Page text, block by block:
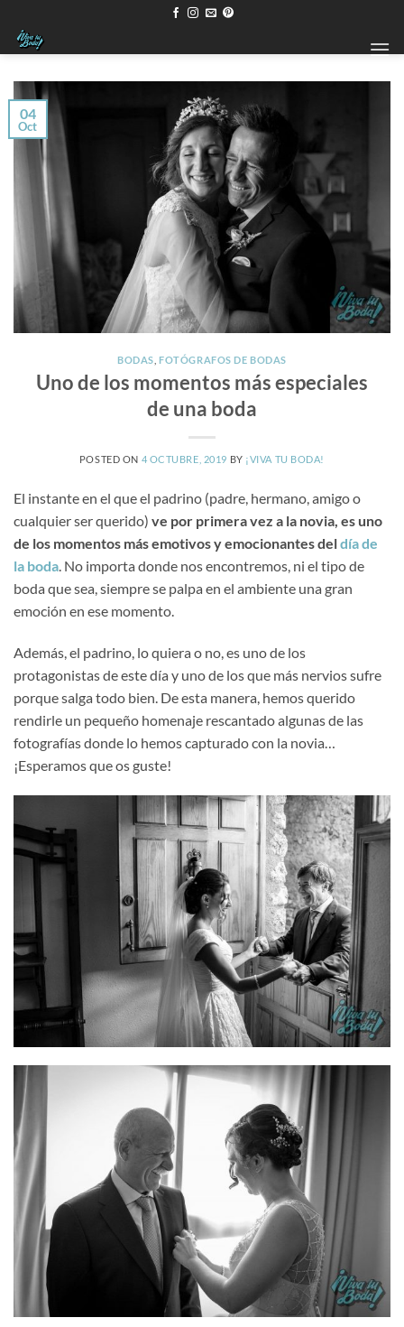
contenido
04
Oct
BODAS ,FOTÓGRAFOS DE BODAS
Uno de los momentos más especiales
de una boda
POSTED ON 4 OCTUBRE, 2019 BY ¡VIVA TU BODA!
El instante en el que el padrino (padre, hermano, amigo o
cualquier ser querido) ve por primera vez a la novia, es uno
de los momentos más emotivos y emocionantes deldía de
la boda. No importa donde nos encontremos, ni el tipo de
boda que sea, siempre se palpa en el ambiente una gran
emoción en ese momento.
Además, el padrino, lo quiera o no, es uno de los
protagonistas de este día y uno de los que más nervios sufre
porque salga todo bien. De esta manera, hemos querido
rendirle un pequeño homenaje rescantado algunas de las
fotografías donde lo hemos capturado con la novia…
¡Esperamos que os guste!